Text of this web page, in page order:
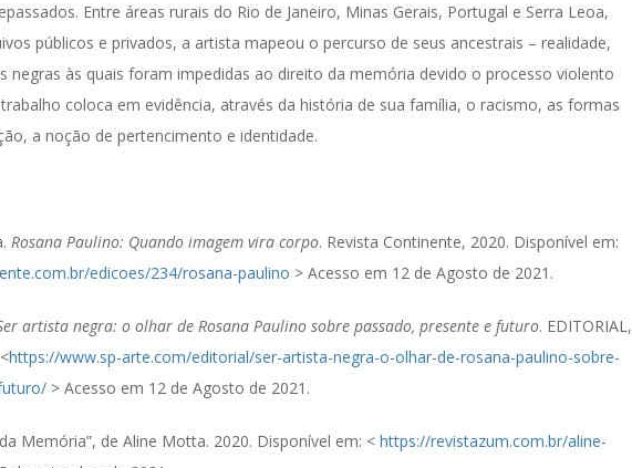
Entre áreas rurais do Rio de Janeiro, Minas Gerais, Portugal e Serra Leoa,
públicos e privados, a artista mapeou o percurso de seus ancestrais – realidade,
negras às quais foram impedidas ao direito da memória devido o processo violento
coloca em evidência, através da história de sua família, o racismo, as formas
a noção de pertencimento e identidade.
Rosana Paulino: Quando imagem vira corpo. Revista Continente, 2020. Disponível em:
edicoes/234/rosana-paulino > Acesso em 12 de Agosto de 2021.
artista negra: o olhar de Rosana Paulino sobre passado, presente e futuro. EDITORIAL,
https://www.sp-arte.com/editorial/ser-artista-negra-o-olhar-de-rosana-paulino-sobre-
> Acesso em 12 de Agosto de 2021.
da Memória”, de Aline Motta. 2020. Disponível em: < https://revistazum.com.br/aline-